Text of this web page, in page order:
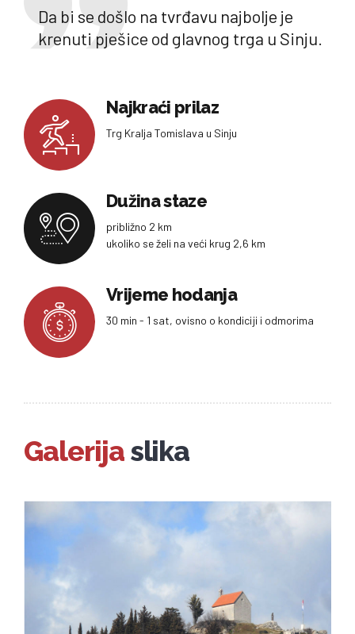
Da bi se došlo na tvrđavu najbolje je
krenuti pješice od glavnog trga u Sinju.
Najkraći prilaz
Trg Kralja Tomislava u Sinju
Dužina staze
približno 2 km
ukoliko se želi na veći krug 2,6 km
Vrijeme hodanja
30 min - 1 sat, ovisno o kondiciji i odmorima
Galerijaslika